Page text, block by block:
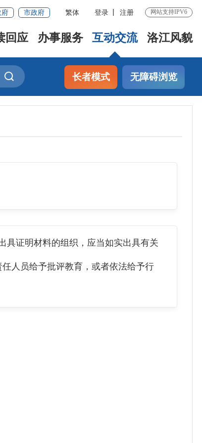
府 市政府 繁体 登录 注册 网站支持IPV6
回应 办事服务 互动交流 洛江风貌
长者模式 无障碍浏览
具证明材料的组织，应当如实出具有关
人员给予批评教育，或者依法给予行